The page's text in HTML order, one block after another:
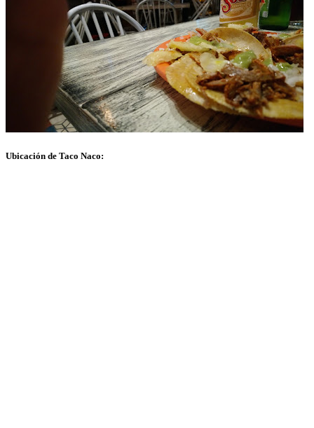
Ubicación de Taco Naco: